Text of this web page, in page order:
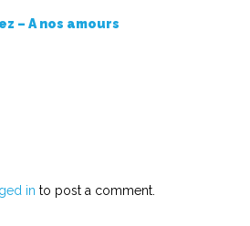
– A nos amours
in to post a comment.